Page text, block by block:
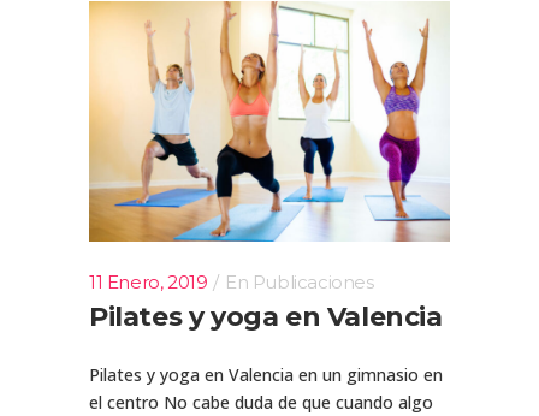
11 Enero, 2019 En Publicaciones
Pilates y yoga en Valencia
Pilates y yoga en Valencia en un gimnasio en
el centro No cabe duda de que cuando algo